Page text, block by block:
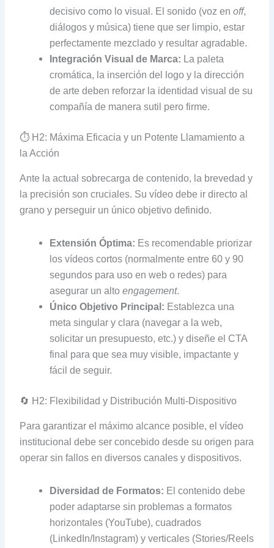
decisivo como lo visual. El sonido (voz en off,
diálogos y música) tiene que ser limpio, estar
perfectamente mezclado y resultar agradable.
Integración Visual de Marca: La paleta
cromática, la inserción del logo y la dirección
de arte deben reforzar la identidad visual de su
compañía de manera sutil pero firme.
⏱️ H2: Máxima Eficacia y un Potente Llamamiento a
la Acción
Ante la actual sobrecarga de contenido, la brevedad y
la precisión son cruciales. Su vídeo debe ir directo al
grano y perseguir un único objetivo definido.
Extensión Óptima: Es recomendable priorizar
los vídeos cortos (normalmente entre 60 y 90
segundos para uso en web o redes) para
asegurar un alto engagement.
Único Objetivo Principal: Establezca una
meta singular y clara (navegar a la web,
solicitar un presupuesto, etc.) y diseñe el CTA
final para que sea muy visible, impactante y
fácil de seguir.
🔄 H2: Flexibilidad y Distribución Multi-Dispositivo
Para garantizar el máximo alcance posible, el vídeo
institucional debe ser concebido desde su origen para
operar sin fallos en diversos canales y dispositivos.
Diversidad de Formatos: El contenido debe
poder adaptarse sin problemas a formatos
horizontales (YouTube), cuadrados
(LinkedIn/Instagram) y verticales (Stories/Reels